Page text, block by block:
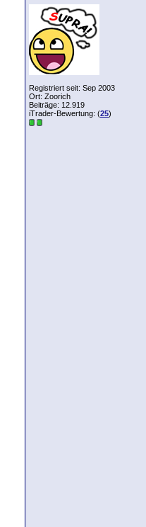
Registriert seit: Sep 2003
Ort: Zoorich
Beiträge: 12.919
iTrader-Bewertung: (25)